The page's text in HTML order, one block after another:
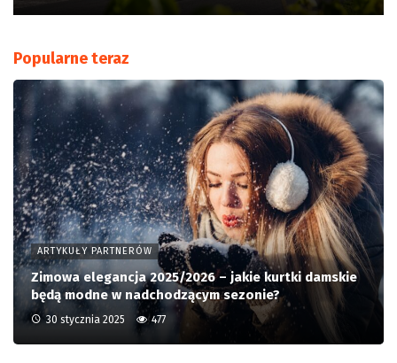
Popularne teraz
ARTYKUŁY PARTNERÓW
Zimowa elegancja 2025/2026 – jakie kurtki damskie
będą modne w nadchodzącym sezonie?
30 stycznia 2025 477